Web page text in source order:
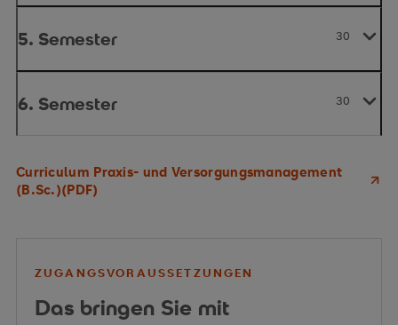
5. Semester 30
6. Semester 30
Curriculum Praxis- und Versorgungsmanagement
(B.Sc.)(PDF)
ZUGANGSVORAUSSETZUNGEN
Das bringen Sie mit